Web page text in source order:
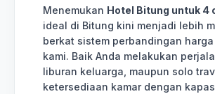
Menemukan Hotel Bitung untuk 4
ideal di Bitung kini menjadi lebih
berkat sistem perbandingan
kami. Baik Anda melakukan
liburan keluarga, maupun solo
ketersediaan kamar dengan